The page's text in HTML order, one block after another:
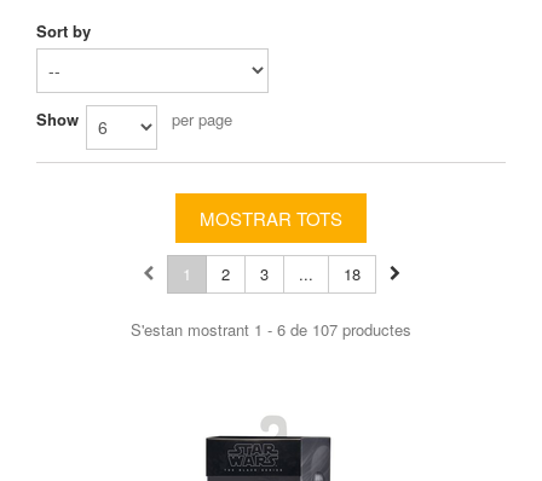
Sort by
Show per page
MOSTRAR TOTS
1 2 3 ... 18
S'estan mostrant 1 - 6 de 107 productes